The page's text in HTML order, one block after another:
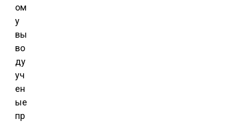
ом
у
вы
во
ду
уч
ен
ые
пр